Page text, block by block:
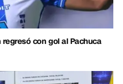
con gol al Pachuca